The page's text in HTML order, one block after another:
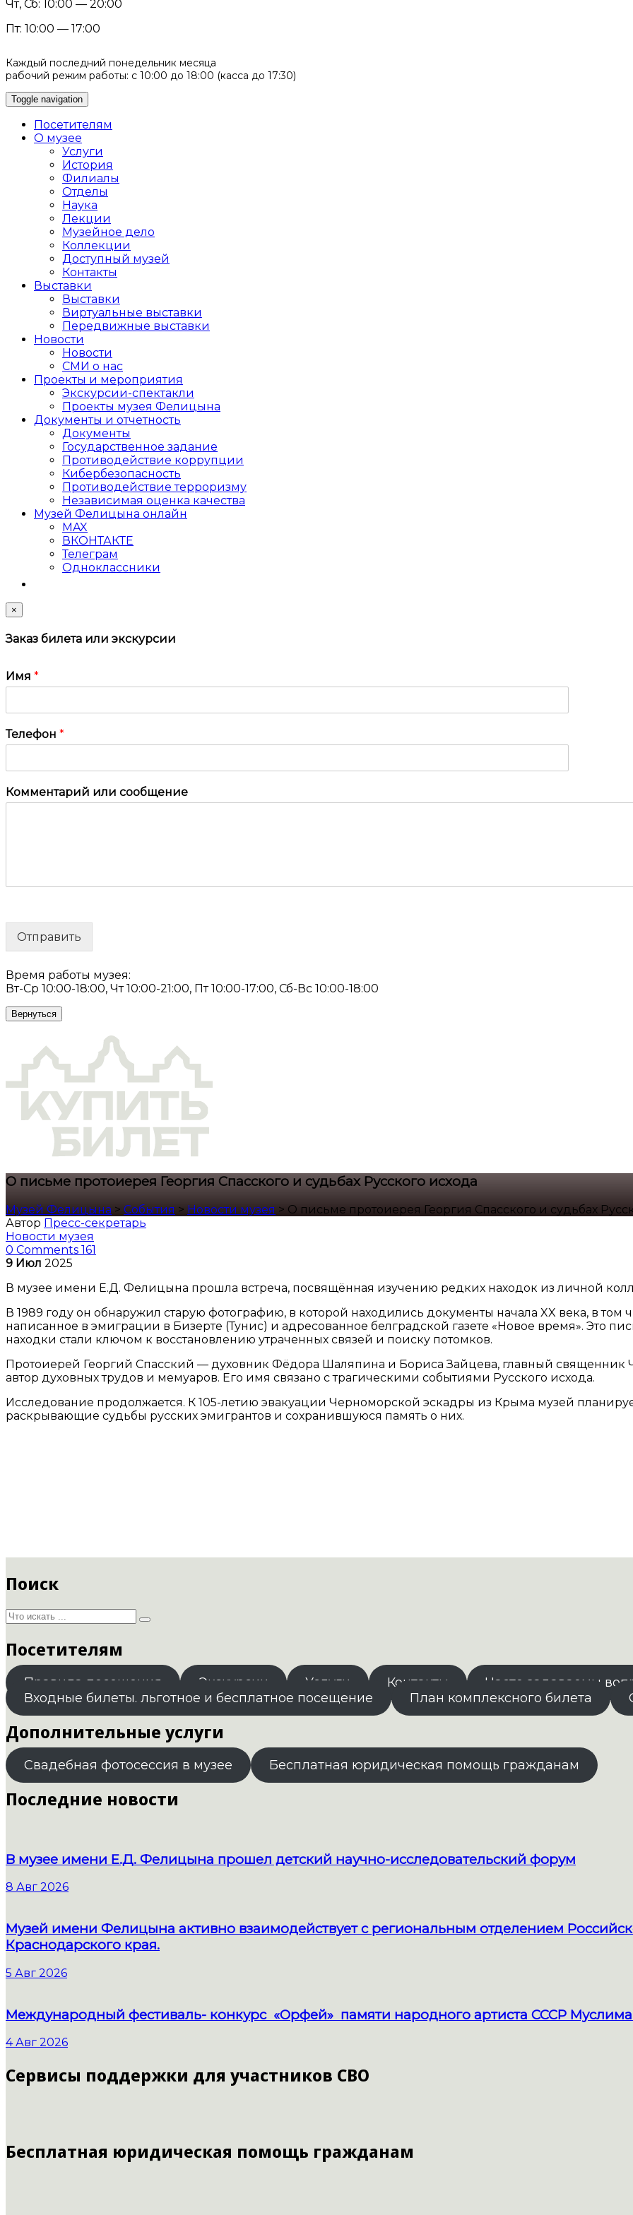
Чт, Сб: 10:00 — 20:00
Пт: 10:00 — 17:00
Каждый последний понедельник месяца
рабочий режим работы: с 10:00 до 18:00 (касса до 17:30)
Toggle navigation
Посетителям
О музее
Услуги
История
Филиалы
Отделы
Наука
Лекции
Музейное дело
Коллекции
Доступный музей
Контакты
Выставки
Выставки
Виртуальные выставки
Передвижные выставки
Новости
Новости
СМИ о нас
Проекты и мероприятия
Экскурсии-спектакли
Проекты музея Фелицына
Документы и отчетность
Документы
Государственное задание
Противодействие коррупции
Кибер­безопасность
Противодействие терроризму
Независимая оценка качества
Музей Фелицына онлайн
MAX
ВКОНТАКТЕ
Телеграм
Одноклассники
×
Заказ билета или экскурсии
Имя *
Телефон *
Комментарий или сообщение
Отправить
Время работы музея:
Вт-Ср 10:00-18:00, Чт 10:00-21:00, Пт 10:00-17:00, Сб-Вс 10:00-18:00
Вернуться
О письме протоиерея Георгия Спасского и судьбах Русского исхода
Музей Фелицына > События > Новости музея > О письме протоиерея Георгия Спасского и судьбах
Автор Пресс-секретарь
Новости музея
0 Comments 161
9 Июл 2025
В музее имени Е.Д. Фелицына прошла встреча, посвящённая изучению редких находок из личной
В 1989 году он обнаружил старую фотографию, в которой находились документы начала XX века, в том
написанное в эмиграции в Бизерте (Тунис) и адресованное белградской газете «Новое время». Это
находки стали ключом к восстановлению утраченных связей и поиску потомков.
Протоиерей Георгий Спасский — духовник Фёдора Шаляпина и Бориса Зайцева, главный священник
автор духовных трудов и мемуаров. Его имя связано с трагическими событиями Русского исхода.
Исследование продолжается. К 105-летию эвакуации Черноморской эскадры из Крыма музей
раскрывающие судьбы русских эмигрантов и сохранившуюся память о них.
Поиск
Посетителям
Правила посещения Экскурсии Услуги Контакты
Часто задаваемы
Входные билеты. льготное и бесплатное посещение
План комплексного билета
Дополнительные услуги
Свадебная фотосессия в музее Бесплатная юридическая помощь гражданам
Последние новости
В музее имени Е.Д. Фелицына прошел детский научно-исследовательский форум
8 Авг 2026
Музей имени Фелицына активно взаимодействует с региональным отделением
Краснодарского края.
5 Авг 2026
Международный фестиваль- конкурс «Орфей» памяти народного артиста СССР
4 Авг 2026
Сервисы поддержки для участников СВО
Бесплатная юридическая помощь гражданам